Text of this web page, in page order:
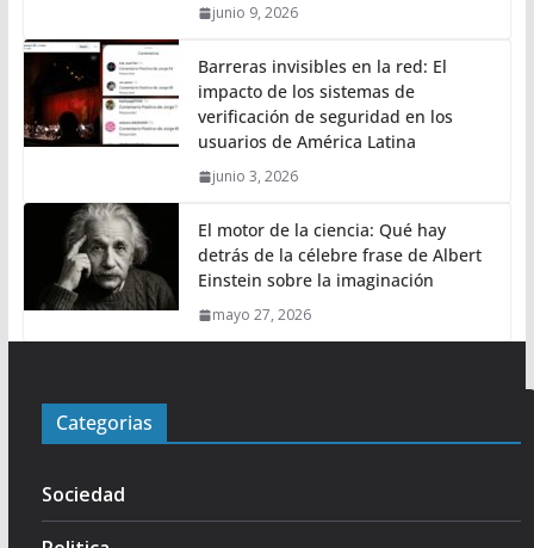
junio 9, 2026
Barreras invisibles en la red: El
impacto de los sistemas de
verificación de seguridad en los
usuarios de América Latina
junio 3, 2026
El motor de la ciencia: Qué hay
detrás de la célebre frase de Albert
Einstein sobre la imaginación
mayo 27, 2026
Categorias
Sociedad